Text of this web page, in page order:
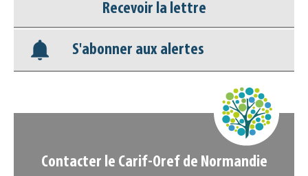
Base documentaire
Nos veilles Scoop.it
Recevoir la lettre
S'abonner aux alertes
Contacter le Carif-Oref de Normandie